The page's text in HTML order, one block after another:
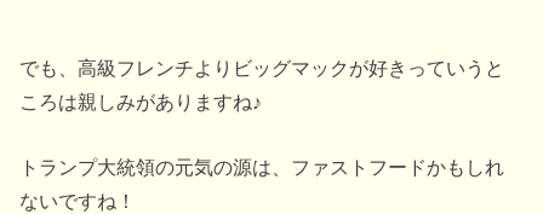
でも、高級フレンチよりビッグマックが好きっていうと
ころは親しみがありますね♪
トランプ大統領の元気の源は、ファストフードかもしれ
ないですね！